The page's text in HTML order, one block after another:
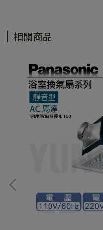
相關商品